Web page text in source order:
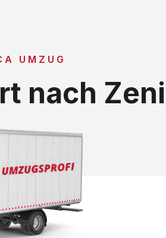
UMZUG
nach